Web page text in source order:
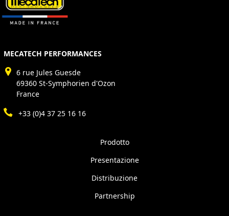
MECATECH PERFORMANCES
6 rue Jules Guesde
69360 St-Symphorien d'Ozon
France
+33 (0)4 37 25 16 16
Prodotto
Presentazione
Distribuzione
Partnership